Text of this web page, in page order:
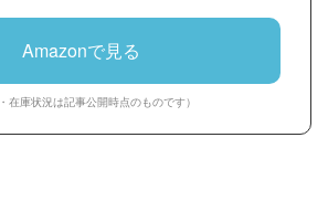
Amazonで見る
在庫状況は記事公開時点のものです）